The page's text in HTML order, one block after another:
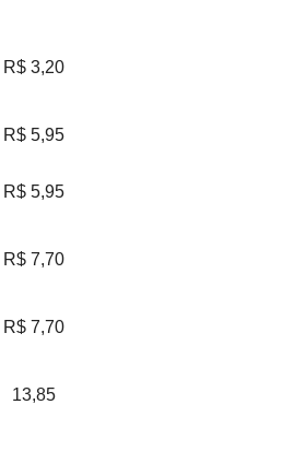
R$ 3,20
R$ 5,95
R$ 5,95
R$ 7,70
R$ 7,70
13,85